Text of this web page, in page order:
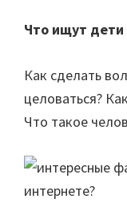
Что ищут дети
Как сделать
целоваться?
Что такое